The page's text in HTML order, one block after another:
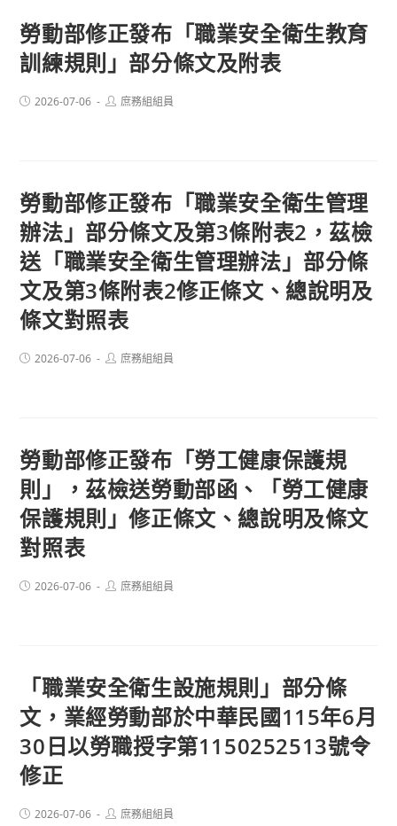
勞動部修正發布「職業安全衛生教育
訓練規則」部分條文及附表
Post2026-07-06
Post庶務組組員
勞動部修正發布「職業安全衛生管理
辦法」部分條文及第3條附表2，茲檢
送「職業安全衛生管理辦法」部分條
文及第3條附表2修正條文、總說明及
條文對照表
Post2026-07-06
Post庶務組組員
勞動部修正發布「勞工健康保護規
則」，茲檢送勞動部函、「勞工健康
保護規則」修正條文、總說明及條文
對照表
Post2026-07-06
Post庶務組組員
「職業安全衛生設施規則」部分條
文，業經勞動部於中華民國115年6月
30日以勞職授字第1150252513號令
修正
Post2026-07-06
Post庶務組組員